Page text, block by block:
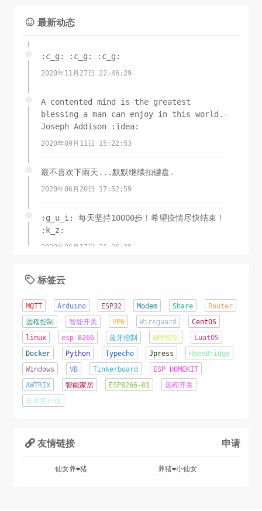
 最新动态
:c_g: :c_g: :c_g:
2020年11月27日 22:46:29
A contented mind is the greatest
blessing a man can enjoy in this world.-
Joseph Addison :idea:
2020年09月11日 15:22:53
最不喜欢下雨天...默默继续扣键盘.
2020年06月20日 17:52:59
:g_u_i: 每天坚持10000步！希望疫情尽快结束！
:k_z:
2020年06月17日 21:36:26
锲而舍之，朽木不折;锲而不舍，金石可镂.-荀子
这才是夏天该有的样子！
2020年06月07日 16:22:44
辛苦了几天...终于成功将网站从Jpress移植到了
TypeCho.o(╥﹏╥)o
2020年06月05日 22:12:09
 标签云
MQTT Arduino ESP32 Modem Share
Router
远程控制
智能开关 VPN Wireguard
CentOS
linux
esp-8266 蓝牙控制 APP控制
LuatOS
Docker
Python Typecho Jpress
HomeBridge
Windows
VB Tinkerboard
ESP HOMEKIT
AWTRIX
智能家居 ESP8266-01
远程开关
安卓客户端
 友情链接 申请
仙女养❤猪 养猪❤小仙女